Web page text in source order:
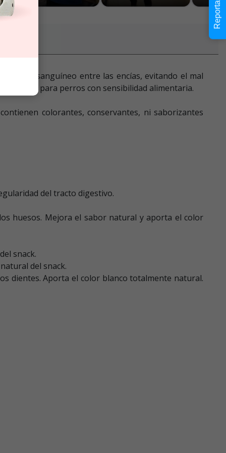
flujo sanguíneo entre las encías, evitando el mal
es apto para perros con sensibilidad alimentaria.
colorantes, conservantes, ni saborizantes
del tracto digestivo.
huesos. Mejora el sabor natural y aporta el color
snack.
del snack.
dientes. Aporta el color blanco totalmente natural.